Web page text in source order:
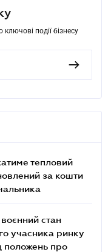
події бізнесу
тепловий
за кошти
стан
учасника ринку
положень про